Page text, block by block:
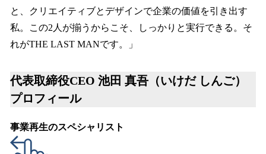
と、クリエイティブとデザインで企業の価値を引き出す
私。この2人が揃うからこそ、しっかりと実行できる。そ
れがTHE LAST MANです。」
代表取締役CEO 池田 真吾（いけだ しんご）
プロフィール
事業再生のスペシャリスト